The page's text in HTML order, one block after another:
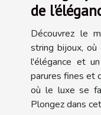
de
Découvrez le
string bijoux, où
l'élégance et
parures fines et
où le luxe se
Plongez dans